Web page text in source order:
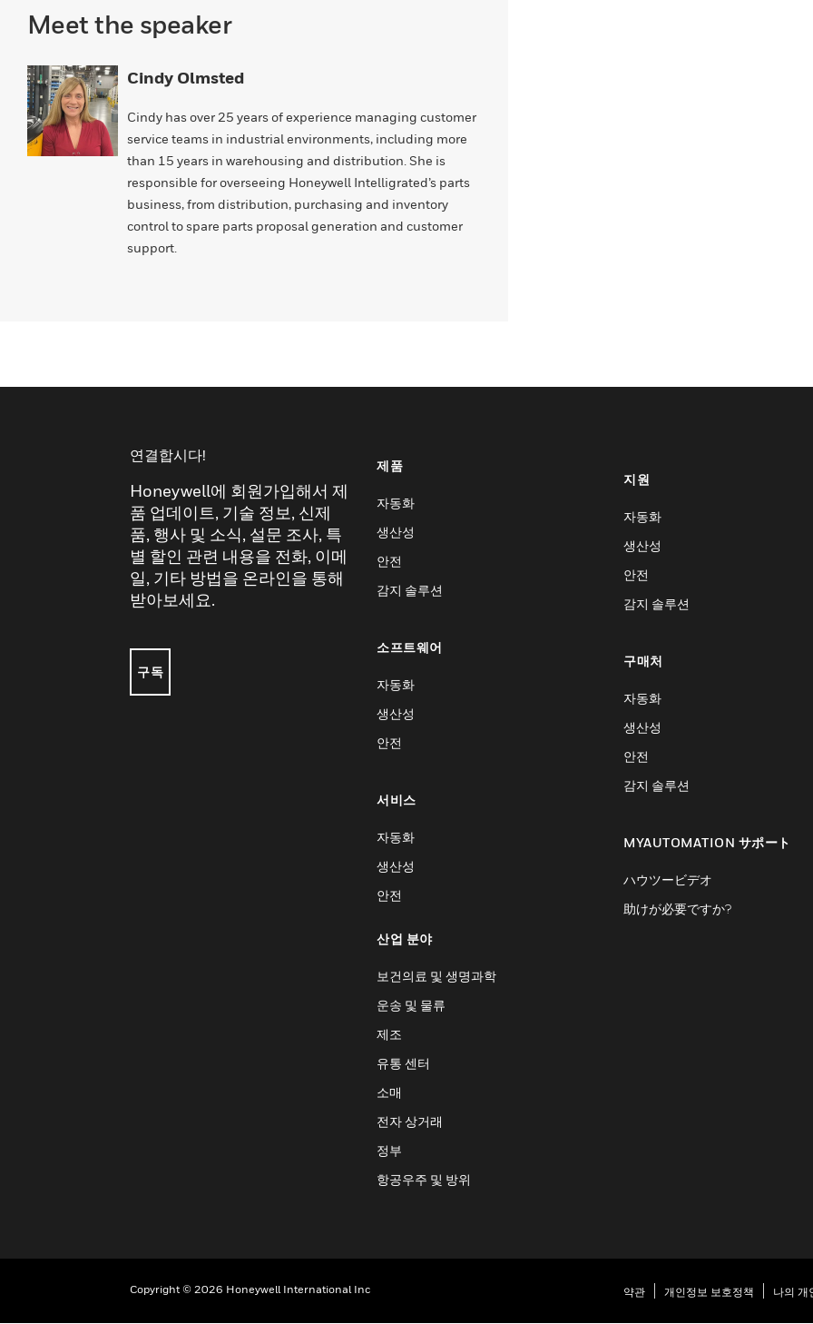
Meet the speaker
Cindy Olmsted
Cindy has over 25 years of experience managing customer
service teams in industrial environments, including more
than 15 years in warehousing and distribution. She is
responsible for overseeing Honeywell Intelligrated’s parts
business, from distribution, purchasing and inventory
control to spare parts proposal generation and customer
support.
연결합시다!
Honeywell에 회원가입해서 제
품 업데이트, 기술 정보, 신제
품, 행사 및 소식, 설문 조사, 특
별 할인 관련 내용을 전화, 이메
일, 기타 방법을 온라인을 통해
받아보세요.
구독
제품
자동화
생산성
안전
감지 솔루션
소프트웨어
자동화
생산성
안전
서비스
자동화
생산성
안전
산업 분야
보건의료 및 생명과학
운송 및 물류
제조
유통 센터
소매
전자 상거래
정부
항공우주 및 방위
지원
자동화
생산성
안전
감지 솔루션
구매처
자동화
생산성
안전
감지 솔루션
MYAUTOMATION サポート
ハウツービデオ
助けが必要ですか?
Copyright © 2026 Honeywell International Inc 약관 개인정보 보호정책 나의 개